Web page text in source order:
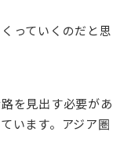
っていくのだと思
を見出す必要があ
います。アジア圏